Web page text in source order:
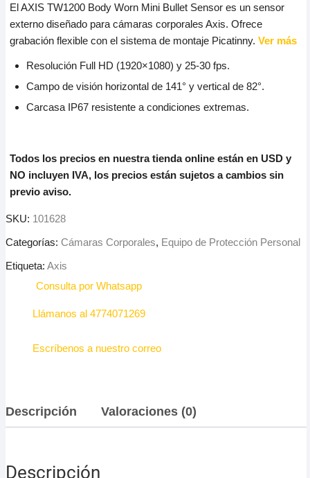
El AXIS TW1200 Body Worn Mini Bullet Sensor es un sensor
externo diseñado para cámaras corporales Axis. Ofrece
grabación flexible con el sistema de montaje Picatinny. Ver más
Resolución Full HD (1920×1080) y 25-30 fps.
Campo de visión horizontal de 141° y vertical de 82°.
Carcasa IP67 resistente a condiciones extremas.
Todos los precios en nuestra tienda online están en USD y
NO incluyen IVA, los precios están sujetos a cambios sin
previo aviso.
SKU: 101628
Categorías: Cámaras Corporales, Equipo de Protección Personal
Etiqueta: Axis
Consulta por Whatsapp
Llámanos al 4774071269
Escríbenos a nuestro correo
Descripción Valoraciones (0)
Descripción